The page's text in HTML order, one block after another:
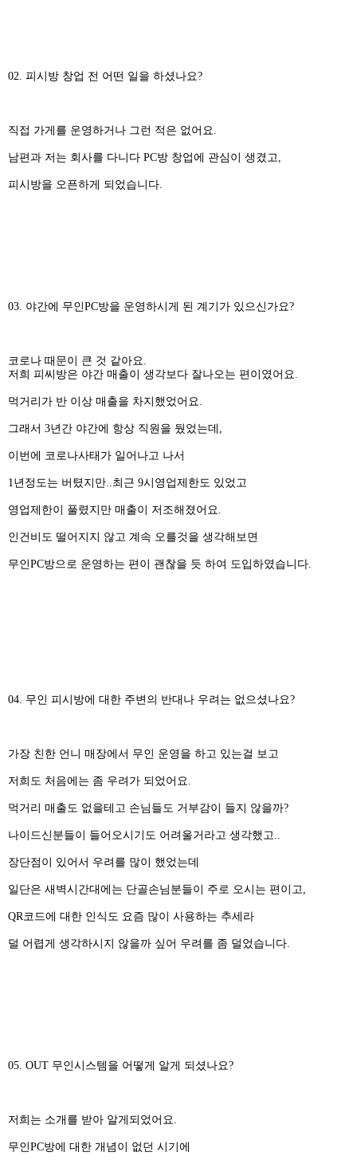
02. 피시방 창업 전 어떤 일을 하셨나요?
직접 가게를 운영하거나 그런 적은 없어요.
남편과 저는 회사를 다니다 PC방 창업에 관심이 생겼고,
피시방을 오픈하게 되었습니다.
03. 야간에 무인PC방을 운영하시게 된 계기가 있으신가요?
코로나 때문이 큰 것 같아요.
저희 피씨방은 야간 매출이 생각보다 잘나오는 편이였어요.
먹거리가 반 이상 매출을 차지했었어요.
그래서 3년간 야간에 항상 직원을 뒀었는데,
이번에 코로나사태가 일어나고 나서
1년정도는 버텼지만..최근 9시영업제한도 있었고
영업제한이 풀렸지만 매출이 저조해졌어요.
인건비도 떨어지지 않고 계속 오를것을 생각해보면
무인PC방으로 운영하는 편이 괜찮을 듯 하여 도입하였습니다.
04. 무인 피시방에 대한 주변의 반대나 우려는 없으셨나요?
가장 친한 언니 매장에서 무인 운영을 하고 있는걸 보고
저희도 처음에는 좀 우려가 되었어요.
먹거리 매출도 없을테고 손님들도 거부감이 들지 않을까?
나이드신분들이 들어오시기도 어려울거라고 생각했고..
장단점이 있어서 우려를 많이 했었는데
일단은 새벽시간대에는 단골손님분들이 주로 오시는 편이고,
QR코드에 대한 인식도 요즘 많이 사용하는 추세라
덜 어렵게 생각하시지 않을까 싶어 우려를 좀 덜었습니다.
05. OUT 무인시스템을 어떻게 알게 되셨나요?
저희는 소개를 받아 알게되었어요.
무인PC방에 대한 개념이 없던 시기에